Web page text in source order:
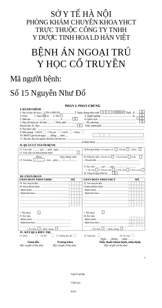
SỞ Y TẾ HÀ NỘI
PHÒNG KHÁM CHUYÊN KHOA YHCT
TRỰC THUỘC CÔNG TY TNHH
Y DƯỢC TINH HOA LD HÀN VIỆT
BỆNH ÁN NGOẠI TRÚ
Y HỌC CỔ TRUYỀN
Mã người bệnh:
Số 15 Nguyễn Như Đổ
1. Họ và tên (In
hoa):
1 9 9 5
8
8
X
X
Nghề nghiệp
Việt Nam
Kinh